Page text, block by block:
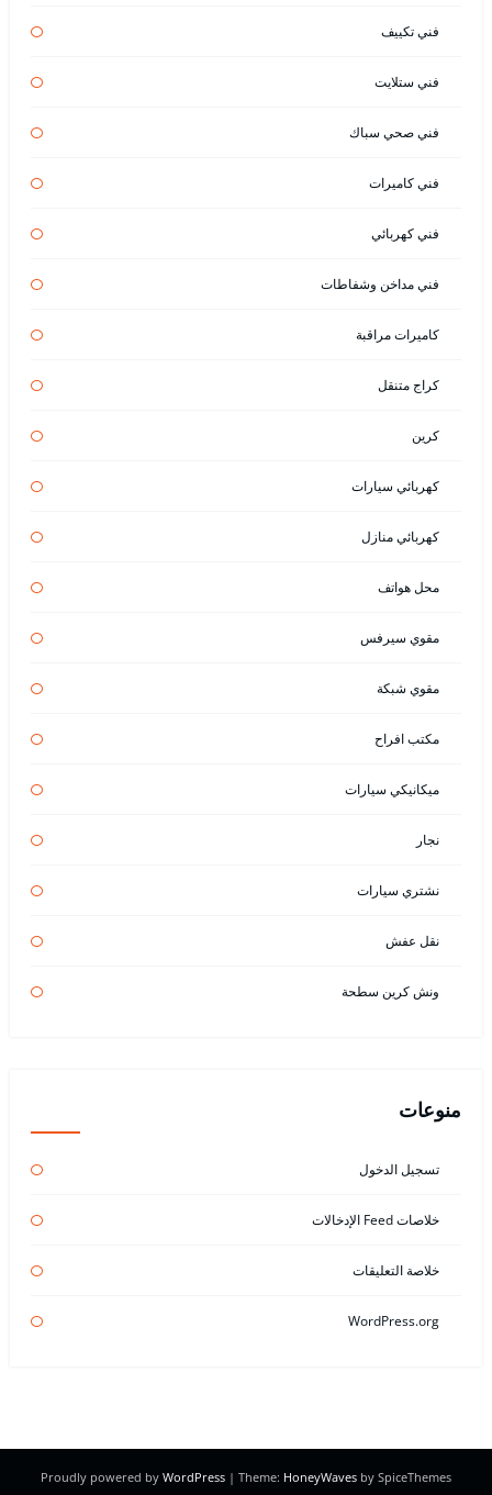
فني تكييف
فني ستلايت
فني صحي سباك
فني كاميرات
فني كهربائي
فني مداخن وشفاطات
كاميرات مراقبة
كراج متنقل
كرين
كهربائي سيارات
كهربائي منازل
محل هواتف
مقوي سيرفس
مقوي شبكة
مكتب افراح
ميكانيكي سيارات
نجار
نشتري سيارات
نقل عفش
ونش كرين سطحة
منوعات
تسجيل الدخول
خلاصات Feed الإدخالات
خلاصة التعليقات
WordPress.org
Proudly powered by WordPress | Theme: HoneyWaves by SpiceThemes